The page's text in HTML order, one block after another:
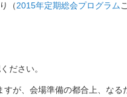
（2015年定期総会プログラム
ださい。
が、会場準備の都合上、なる